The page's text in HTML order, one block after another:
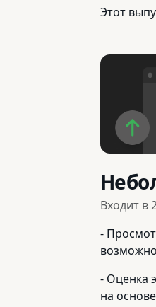
Этот
Входит в
-
- Оценка
на